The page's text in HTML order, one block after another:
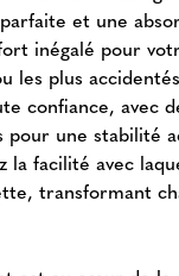
et une
inégalé pour
les plus
confiance, avec
une stabilité
la facilité avec
transformant